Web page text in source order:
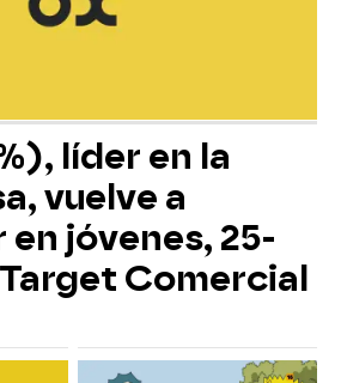
líder en la
vuelve a
jóvenes, 25-
Comercial